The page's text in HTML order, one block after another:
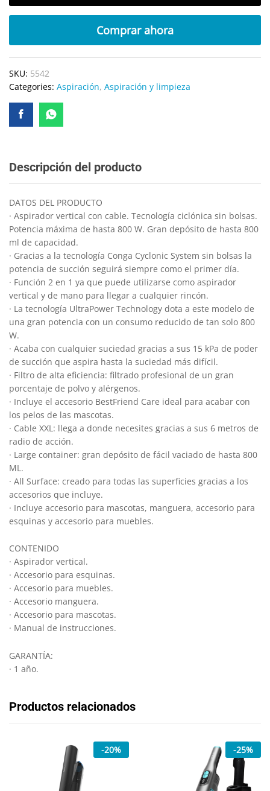
Comprar ahora
SKU: 5542
Categories: Aspiración, Aspiración y limpieza
Descripción del producto
DATOS DEL PRODUCTO
· Aspirador vertical con cable. Tecnología ciclónica sin bolsas.
Potencia máxima de hasta 800 W. Gran depósito de hasta 800
ml de capacidad.
· Gracias a la tecnología Conga Cyclonic System sin bolsas la
potencia de succión seguirá siempre como el primer día.
· Función 2 en 1 ya que puede utilizarse como aspirador
vertical y de mano para llegar a cualquier rincón.
· La tecnología UltraPower Technology dota a este modelo de
una gran potencia con un consumo reducido de tan solo 800
W.
· Acaba con cualquier suciedad gracias a sus 15 kPa de poder
de succión que aspira hasta la suciedad más difícil.
· Filtro de alta eficiencia: filtrado profesional de un gran
porcentaje de polvo y alérgenos.
· Incluye el accesorio BestFriend Care ideal para acabar con
los pelos de las mascotas.
· Cable XXL: llega a donde necesites gracias a sus 6 metros de
radio de acción.
· Large container: gran depósito de fácil vaciado de hasta 800
ML.
· All Surface: creado para todas las superficies gracias a los
accesorios que incluye.
· Incluye accesorio para mascotas, manguera, accesorio para
esquinas y accesorio para muebles.
CONTENIDO
· Aspirador vertical.
· Accesorio para esquinas.
· Accesorio para muebles.
· Accesorio manguera.
· Accesorio para mascotas.
· Manual de instrucciones.
GARANTÍA:
· 1 año.
Productos relacionados
-20% -25%